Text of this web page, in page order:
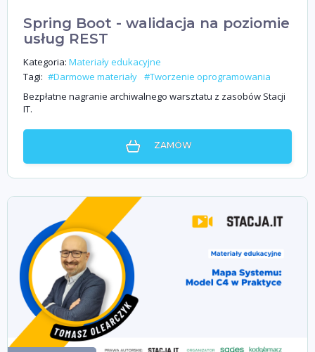
Spring Boot - walidacja na poziomie
usług REST
Kategoria: Materiały edukacyjne
Tagi: #Darmowe materiały #Tworzenie oprogramowania
Bezpłatne nagranie archiwalnego warsztatu z zasobów Stacji
IT.
ZAMÓW